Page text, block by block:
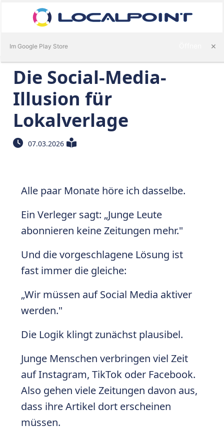
Anmelden
Die Social-Media-
Illusion für
Lokalverlage
07.03.2026
Alle paar Monate höre ich dasselbe.
Ein Verleger sagt: „Junge Leute
abonnieren keine Zeitungen mehr."
Und die vorgeschlagene Lösung ist
fast immer die gleiche:
„Wir müssen auf Social Media aktiver
werden."
Die Logik klingt zunächst plausibel.
Junge Menschen verbringen viel Zeit
auf Instagram, TikTok oder Facebook.
Also gehen viele Zeitungen davon aus,
dass ihre Artikel dort erscheinen
müssen.
Im Google Play Store ×